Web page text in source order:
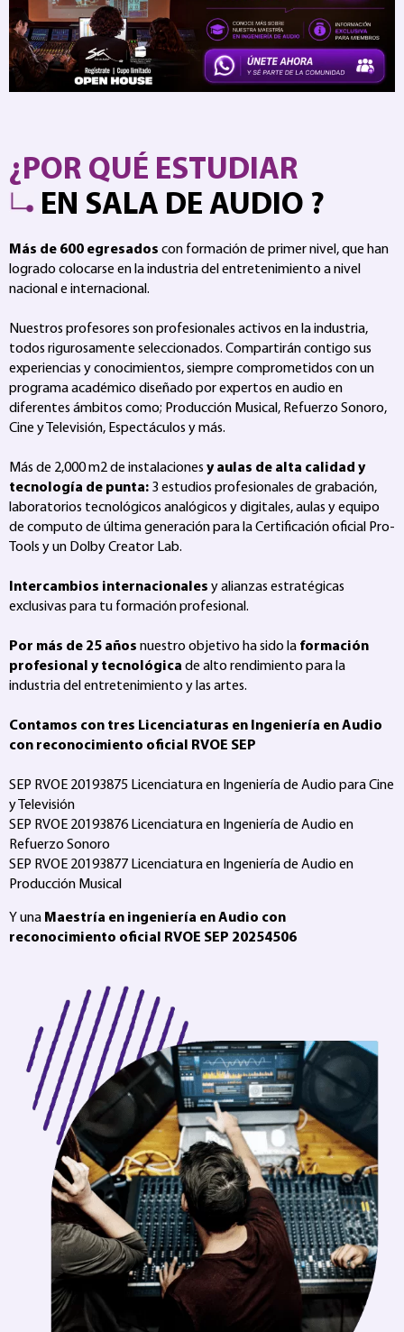
¿POR QUÉ ESTUDIAR
EN SALA DE AUDIO ?
Más de 600 egresados con formación de primer nivel, que han
logrado colocarse en la industria del entretenimiento a nivel
nacional e internacional.
Nuestros profesores son profesionales activos en la industria,
todos rigurosamente seleccionados. Compartirán contigo sus
experiencias y conocimientos, siempre comprometidos con un
programa académico diseñado por expertos en audio en
diferentes ámbitos como; Producción Musical, Refuerzo Sonoro,
Cine y Televisión, Espectáculos y más.
Más de 2,000 m2 de instalaciones y aulas de alta calidad y
tecnología de punta: 3 estudios profesionales de grabación,
laboratorios tecnológicos analógicos y digitales, aulas y equipo
de computo de última generación para la Certificación oficial Pro-
Tools y un Dolby Creator Lab.
Intercambios internacionales y alianzas estratégicas
exclusivas para tu formación profesional.
Por más de 25 años nuestro objetivo ha sido la formación
profesional y tecnológica de alto rendimiento para la
industria del entretenimiento y las artes.
Contamos con tres Licenciaturas en Ingeniería en Audio
con reconocimiento oficial RVOE SEP
SEP RVOE 20193875 Licenciatura en Ingeniería de Audio para Cine
y Televisión
SEP RVOE 20193876 Licenciatura en Ingeniería de Audio en
Refuerzo Sonoro
SEP RVOE 20193877 Licenciatura en Ingeniería de Audio en
Producción Musical
Y una Maestría en ingeniería en Audio con
reconocimiento oficial RVOE SEP 20254506